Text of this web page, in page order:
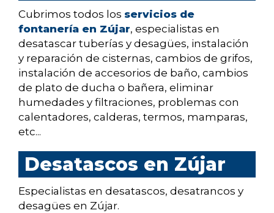
Cubrimos todos los servicios de
fontanería en Zújar, especialistas en
desatascar tuberías y desagües, instalación
y reparación de cisternas, cambios de grifos,
instalación de accesorios de baño, cambios
de plato de ducha o bañera, eliminar
humedades y filtraciones, problemas con
calentadores, calderas, termos, mamparas,
etc...
Desatascos en Zújar
Especialistas en desatascos, desatrancos y
desagües en Zújar.